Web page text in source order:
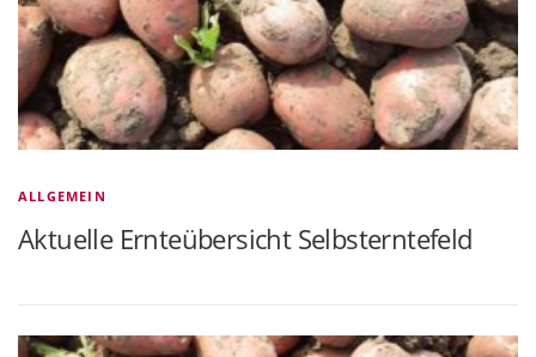
ALLGEMEIN
Aktuelle Ernteübersicht Selbsterntefeld